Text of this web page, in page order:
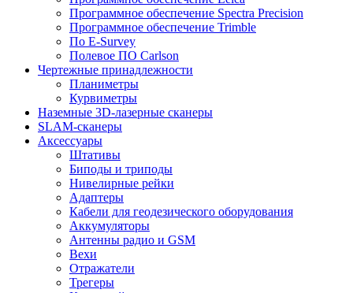
Программное обеспечение Spectra Precision
Программное обеспечение Trimble
По E-Survey
Полевое ПО Carlson
Чертежные принадлежности
Планиметры
Курвиметры
Наземные 3D-лазерные сканеры
SLAM-сканеры
Аксессуары
Штативы
Биподы и триподы
Нивелирные рейки
Адаптеры
Кабели для геодезического оборудования
Аккумуляторы
Антенны радио и GSM
Вехи
Отражатели
Трегеры